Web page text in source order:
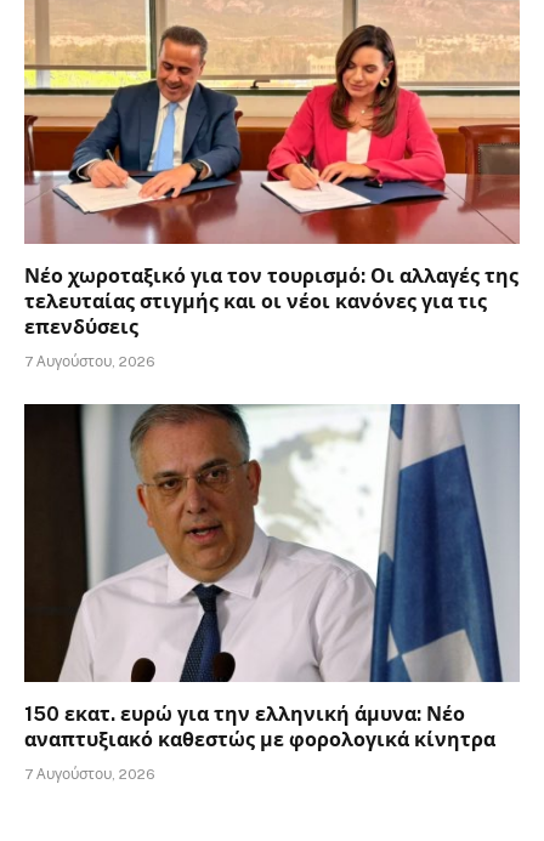
Νέο χωροταξικό για τον τουρισμό: Οι αλλαγές της
τελευταίας στιγμής και οι νέοι κανόνες για τις
επενδύσεις
7 Αυγούστου, 2026
150 εκατ. ευρώ για την ελληνική άμυνα: Νέο
αναπτυξιακό καθεστώς με φορολογικά κίνητρα
7 Αυγούστου, 2026